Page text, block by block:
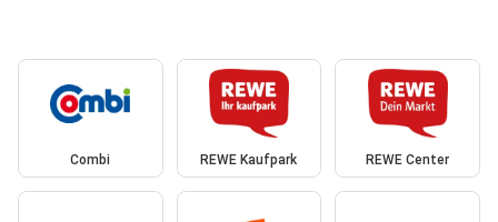
Combi REWE Kaufpark REWE Center